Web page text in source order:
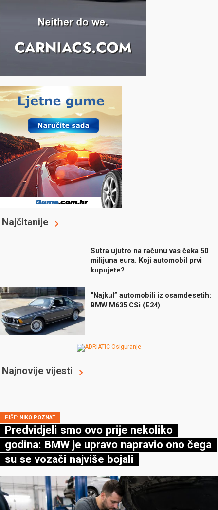
Najčitanije
Sutra ujutro na računu vas čeka 50
milijuna eura. Koji automobil prvi
kupujete?
“Najkul” automobili iz osamdesetih:
BMW M635 CSi (E24)
Najnovije vijesti
PIŠE: NIKO POZNAT
Predvidjeli smo ovo prije nekoliko
godina: BMW je upravo napravio ono čega
su se vozači najviše bojali